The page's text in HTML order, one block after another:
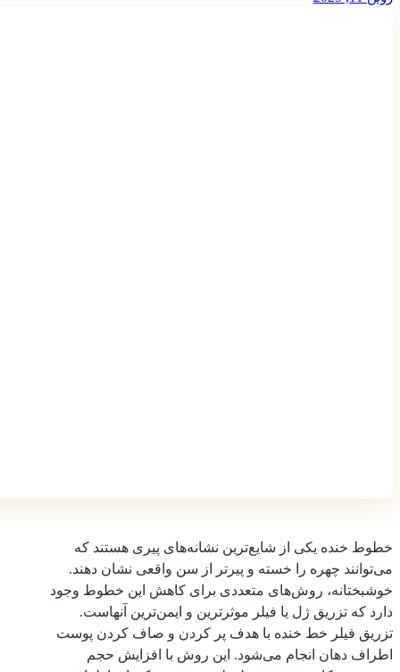
خطوط خنده یکی از شایع‌ترین نشانه‌های پیری هستند که
می‌توانند چهره را خسته و پیرتر از سن واقعی نشان دهند.
خوشبختانه، روش‌های متعددی برای کاهش این خطوط وجود
دارد که تزریق ژل یا فیلر موثرترین و ایمن‌ترین آنهاست.
تزریق فیلر خط خنده با هدف پر کردن و صاف کردن پوست
اطراف دهان انجام می‌شود. این روش با افزایش حجم